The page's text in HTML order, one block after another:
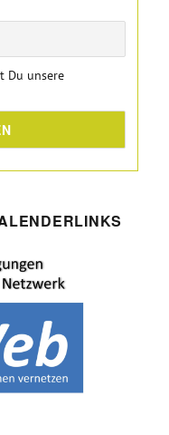
Du unsere